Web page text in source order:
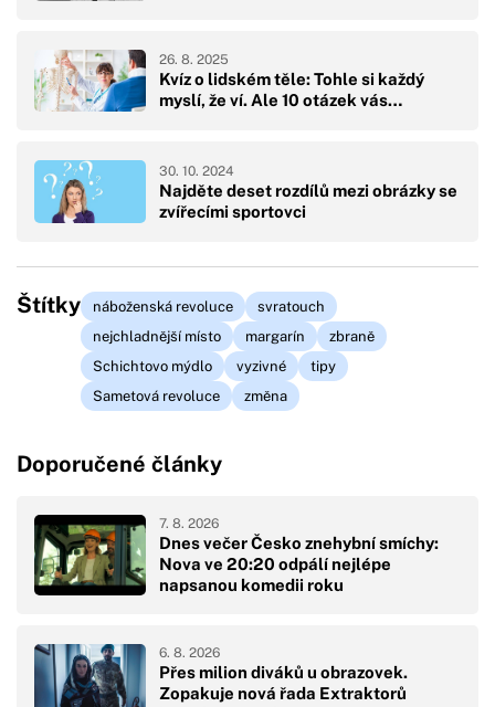
Kvíz o lidském těle: Tohle si každý
myslí, že ví. Ale 10 otázek vás…
26. 8. 2025
Najděte deset rozdílů mezi obrázky se
zvířecími sportovci
30. 10. 2024
Štítky náboženská revoluce
svratouch
nejchladnější místo
margarín
zbraně
Schichtovo mýdlo
vyzivné
tipy
Sametová revoluce
změna
Doporučené články
Dnes večer Česko znehybní smíchy:
Nova ve 20:20 odpálí nejlépe
napsanou komedii roku
7. 8. 2026
Přes milion diváků u obrazovek.
Zopakuje nová řada Extraktorů
6. 8. 2026